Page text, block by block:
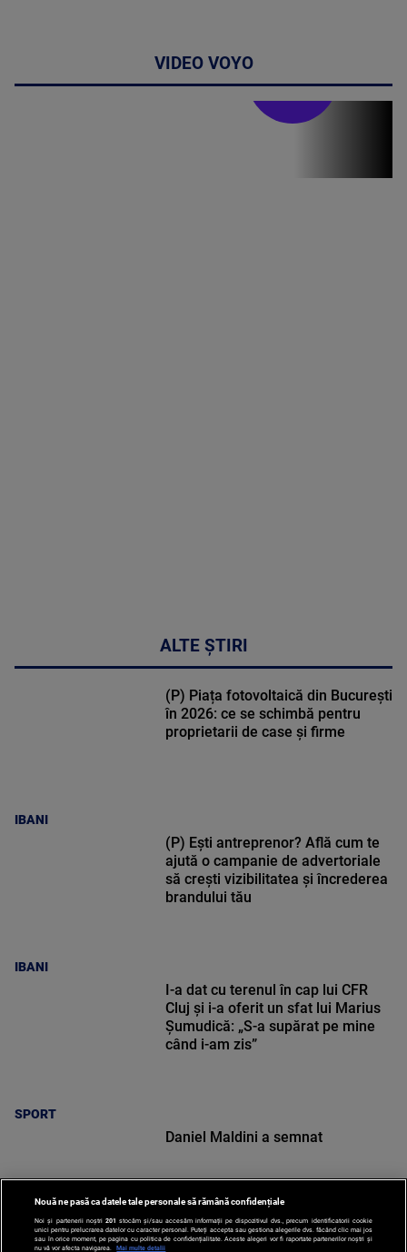
VIDEO VOYO
ALTE ȘTIRI
IBANI
(P) Piața fotovoltaică din București
în 2026: ce se schimbă pentru
proprietarii de case și firme
IBANI
(P) Ești antreprenor? Află cum te
ajută o campanie de advertoriale
să crești vizibilitatea și încrederea
brandului tău
SPORT
I-a dat cu terenul în cap lui CFR
Cluj și i-a oferit un sfat lui Marius
Șumudică: „S-a supărat pe mine
când i-am zis”
Daniel Maldini a semnat
Nouă ne pasă ca datele tale personale să rămână confidențiale
Noi și partenerii noștri 201 stocăm și/sau accesăm informații pe dispozitivul dvs., precum identificatorii cookie
unici pentru prelucrarea datelor cu caracter personal. Puteți accepta sau gestiona alegerile dvs. făcând clic mai jos
sau în orice moment, pe pagina cu politica de confidențialitate. Aceste alegeri vor fi raportate partenerilor noștri și
nu vă vor afecta navigarea.
Mai multe detalii